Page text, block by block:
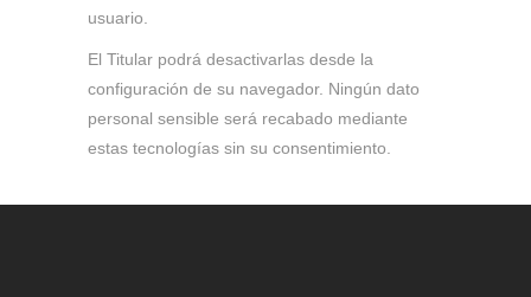
usuario.
El Titular podrá desactivarlas desde la
configuración de su navegador. Ningún dato
personal sensible será recabado mediante
estas tecnologías sin su consentimiento.